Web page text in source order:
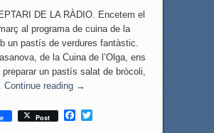
DE LA RÀDIO. Encetem el
al programa de cuina de la
un pastís de verdures fantàstic.
de la Cuina de l’Olga, ens
preparar un pastís salat de bròcoli,
Continue reading →
Post
F
T